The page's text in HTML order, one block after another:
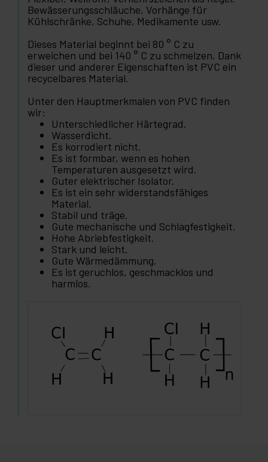
Bewässerungsschläuche, Vorhänge für
Kühlschränke, Schuhe, Medikamente usw.
Dieses Material beginnt bei 80 ° C zu
erweichen und bei 140 ° C zu schmelzen. Dank
dieser und anderer Eigenschaften ist PVC ein
recycelbares Material.
Unter den Hauptmerkmalen von PVC finden
wir:
Unterschiedlicher Härtegrad.
Wasserdicht.
Es korrodiert nicht.
Es ist formbar, wenn es hohen
Temperaturen ausgesetzt wird.
Guter elektrischer Isolator.
Es ist ein sehr widerstandsfähiges
Material.
Stabil und träge.
Gute mechanische und Schlagfestigkeit.
Hohe Abriebfestigkeit.
Stark und leicht.
Gute Wärmedämmung.
Es ist geruchlos, geschmacklos und
harmlos.